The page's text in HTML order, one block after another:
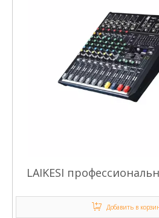
LAIKESI
микшер с
Добавить в